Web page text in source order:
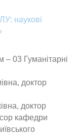
наукові
– 03 Гуманітарні
доктор
доктор
кафедри